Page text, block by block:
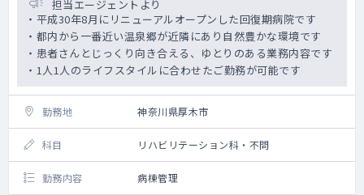
担当エージェントより
・平成30年8月にリニューアルオープンした回復期病院です
・都内から一番近い温泉郷が近隣にあり自然豊かな環境です
・患者さんとじっくり向き合える、ゆとりのある業務内容です
・1人1人のライフスタイルに合わせたご勤務が可能です
勤務地 神奈川県厚木市
科目 リハビリテーション科・不問
勤務内容 病棟管理